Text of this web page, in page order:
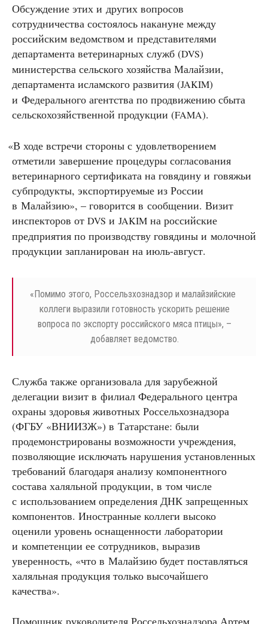
Обсуждение этих и других вопросов
сотрудничества состоялось накануне между
российским ведомством и представителями
департамента ветеринарных служб (DVS)
министерства сельского хозяйства Малайзии,
департамента исламского развития (JAKIM)
и Федерального агентства по продвижению сбыта
сельскохозяйственной продукции (FAMA).
«В ходе встречи стороны с удовлетворением
отметили завершение процедуры согласования
ветеринарного сертификата на говядину и говяжьи
субпродукты, экспортируемые из России
в Малайзию», – говорится в сообщении. Визит
инспекторов от DVS и JAKIM на российские
предприятия по производству говядины и молочной
продукции запланирован на июль-август.
«Помимо этого, Россельзхознадзор и малайзийские
коллеги выразили готовность ускорить решение
вопроса по экспорту российского мяса птицы», –
добавляет ведомство.
Служба также организовала для зарубежной
делегации визит в филиал Федерального центра
охраны здоровья животных Россельхознадзора
(ФГБУ «ВНИИЗЖ») в Татарстане: были
продемонстрированы возможности учреждения,
позволяющие исключать нарушения установленных
требований благодаря анализу компонентного
состава халяльной продукции, в том числе
с использованием определения ДНК запрещенных
компонентов. Иностранные коллеги высоко
оценили уровень оснащенности лаборатории
и компетенции ее сотрудников, выразив
уверенность, «что в Малайзию будет поставляться
халяльная продукция только высочайшего
качества».
Помощник руководителя Россельхознадзора Артем